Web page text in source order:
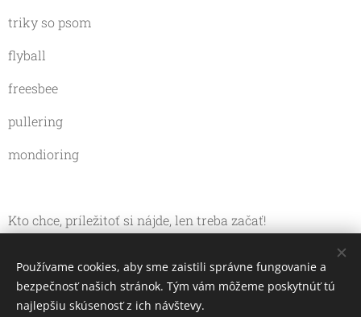
triky so psom
flyball
freesbee
pullering
mondioring
Kto chce, príležitoť si nájde, len treba začať!
Používame cookies, aby sme zaistili správne fungovanie a
bezpečnosť našich stránok. Tým vám môžeme poskytnúť tú
najlepšiu skúsenosť z ich návštevy.